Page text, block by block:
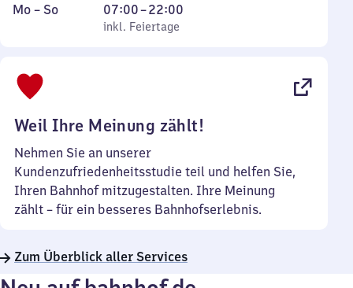
Montag
Mo – So,
inkl. Feiertage
07:00–22:00
Von
7
inkl. Feiertage
Weil Ihre Meinung zählt!
Nehmen Sie an unserer
Kundenzufriedenheitsstudie teil und helfen Sie,
Ihren Bahnhof mitzugestalten. Ihre Meinung
zählt – für ein besseres Bahnhofserlebnis.
Zum Überblick aller Services